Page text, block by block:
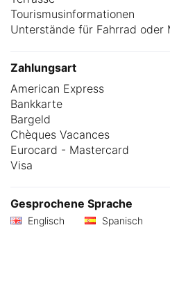
Tourismusinformationen
Unterstände für Fahrrad oder
Zahlungsart
American Express
Bankkarte
Bargeld
Chèques Vacances
Eurocard - Mastercard
Visa
Gesprochene Sprache
Englisch Spanisch